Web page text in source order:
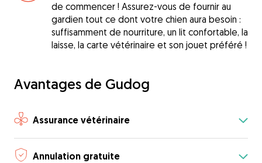
de commencer ! Assurez-vous de fournir au
gardien tout ce dont votre chien aura besoin :
suffisamment de nourriture, un lit confortable, la
laisse, la carte vétérinaire et son jouet préféré !
Avantages de Gudog
Assurance vétérinaire
Annulation gratuite